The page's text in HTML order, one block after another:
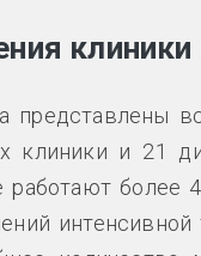
клиники
представлены
клиники и 21
работают